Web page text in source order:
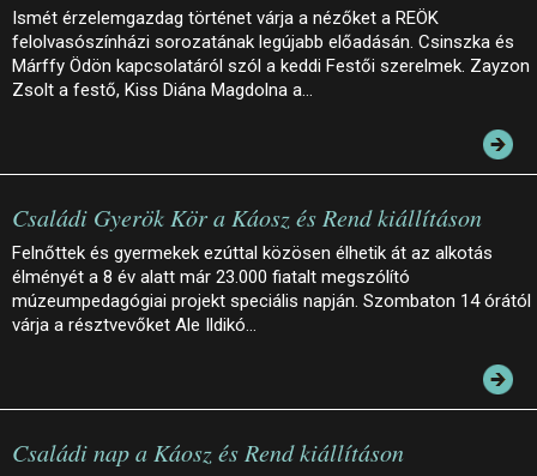
Ismét érzelemgazdag történet várja a nézőket a REÖK
felolvasószínházi sorozatának legújabb előadásán. Csinszka és
Márffy Ödön kapcsolatáról szól a keddi Festői szerelmek. Zayzon
Zsolt a festő, Kiss Diána Magdolna a…
Családi Gyerök Kör a Káosz és Rend kiállításon
Felnőttek és gyermekek ezúttal közösen élhetik át az alkotás
élményét a 8 év alatt már 23.000 fiatalt megszólító
múzeumpedagógiai projekt speciális napján. Szombaton 14 órától
várja a résztvevőket Ale Ildikó…
Családi nap a Káosz és Rend kiállításon